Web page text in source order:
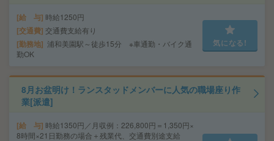
給 与 時給1250円
交通費 交通費支給有り
勤務地 浦和美園駅～徒歩15分 ※車通勤・バイク通
勤OK
気になる!
8月お盆明け！ランスタッドメンバーに人気の職場座り作
業[派遣]
給 与 時給1350円／月収例：226,800円＝1,350円×
8時間×21日勤務の場合＋残業代、交通費別途支給